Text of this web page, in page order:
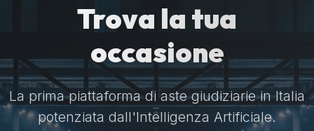
Trova la tua
occasione
La prima piattaforma di aste giudiziarie in Italia
potenziata dall'Intelligenza Artificiale.